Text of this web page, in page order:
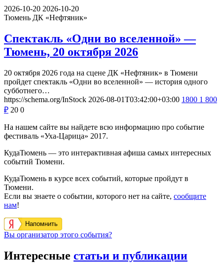
2026-10-20 2026-10-20
Тюмень ДК «Нефтяник»
Спектакль «Одни во вселенной» —
Тюмень, 20 октября 2026
20 октября 2026 года на сцене ДК «Нефтяник» в Тюмени
пройдет спектакль «Одни во вселенной» — история одного
субботнего…
https://schema.org/InStock 2026-08-01T03:42:00+03:00 1800 1 800
₽ 20 0
На нашем сайте вы найдете всю информацию про событие
фестиваль «Уха-Царица» 2017.
КудаТюмень — это интерактивная афиша самых интересных
событий Тюмени.
КудаТюмень в курсе всех событий, которые пройдут в
Тюмени.
Если вы знаете о событии, которого нет на сайте, сообщите
нам!
Напомнить
Вы организатор этого события?
Интересные статьи и публикации